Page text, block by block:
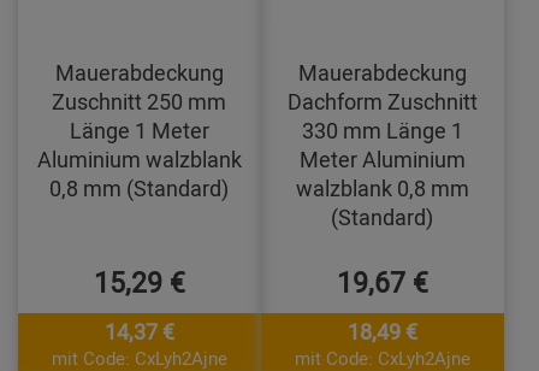
Mauerabdeckung
Zuschnitt 250 mm
Länge 1 Meter
Aluminium walzblank
0,8 mm (Standard)
15,29 €
14,37 €
mit Code: CxLyh2Ajne
Mauerabdeckung
Dachform Zuschnitt
330 mm Länge 1
Meter Aluminium
walzblank 0,8 mm
(Standard)
19,67 €
18,49 €
mit Code: CxLyh2Ajne